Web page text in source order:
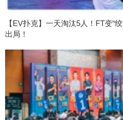
【EV扑克】一天淘汰5人！FT变“
出局！